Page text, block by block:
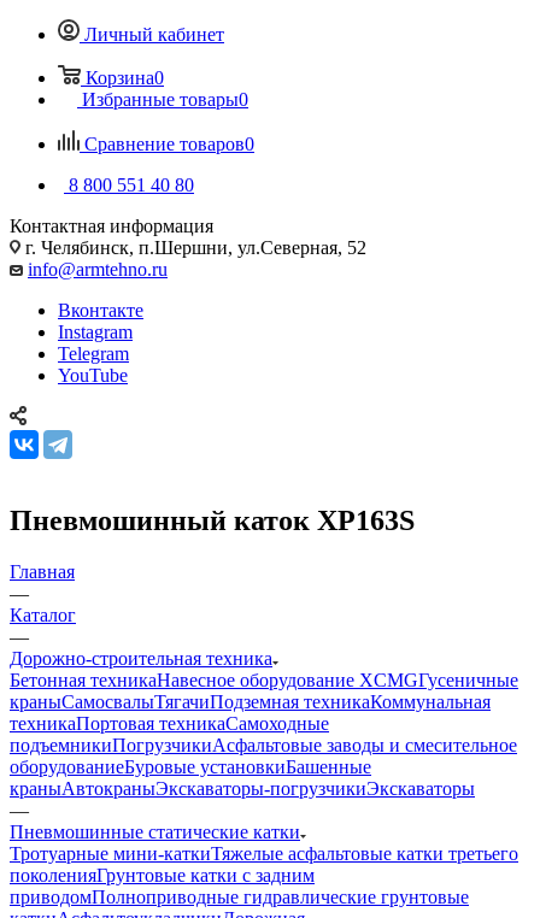
Личный кабинет
Корзина0
Избранные товары0
Сравнение товаров0
8 800 551 40 80
Контактная информация
г. Челябинск, п.Шершни, ул.Северная, 52
info@armtehno.ru
Вконтакте
Instagram
Telegram
YouTube
Пневмошинный каток XP163S
Главная
—
Каталог
—
Дорожно-строительная техника
Бетонная техникаНавесное оборудование XCMGГусеничные
краныСамосвалыТягачиПодземная техникаКоммунальная
техникаПортовая техникаСамоходные
подъемникиПогрузчикиАсфальтовые заводы и смесительное
оборудованиеБуровые установкиБашенные
краныАвтокраныЭкскаваторы-погрузчикиЭкскаваторы
—
Пневмошинные статические катки
Тротуарные мини-каткиТяжелые асфальтовые катки третьего
поколенияГрунтовые катки с задним
приводомПолноприводные гидравлические грунтовые